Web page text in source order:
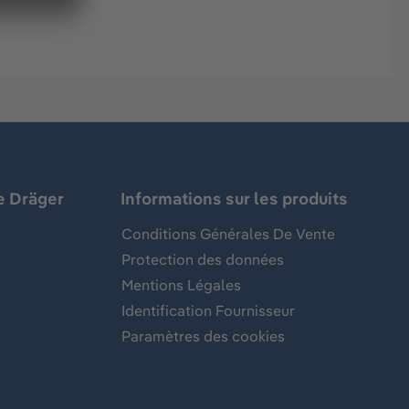
Dräger Informations sur les produits
Conditions Générales De Vente
Protection des données
Mentions Légales
Identification Fournisseur
Paramètres des cookies